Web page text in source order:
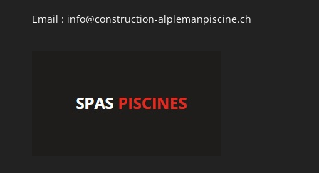
Email : info@construction-alplemanpiscine.ch